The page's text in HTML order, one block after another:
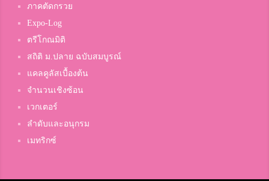
ภาคตัดกรวย
Expo-Log
ตรีโกณมิติ
สถิติ ม.ปลาย ฉบับสมบูรณ์
แคลคูลัสเบื้องต้น
จำนวนเชิงซ้อน
เวกเตอร์
ลำดับและอนุกรม
เมทริกซ์